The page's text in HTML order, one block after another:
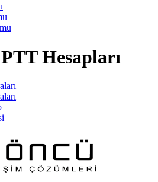
Hesapları